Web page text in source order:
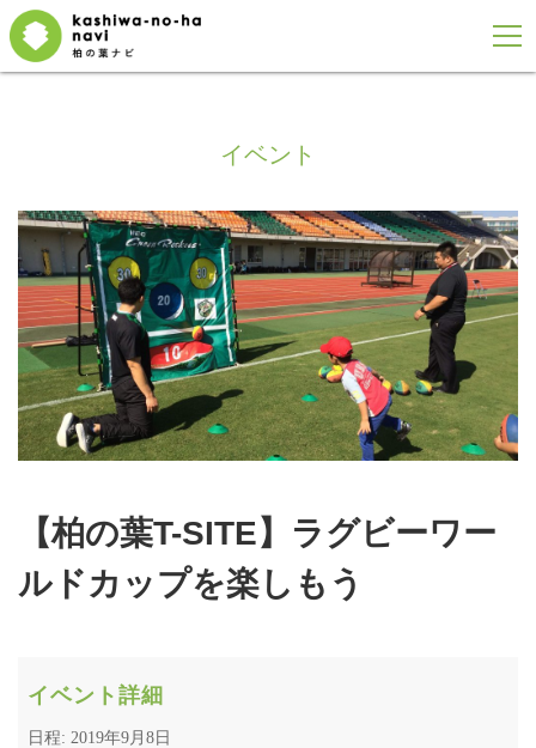
イベント
【柏の葉T-SITE】ラグビーワー
ルドカップを楽しもう
イベント詳細
日程: 2019年9月8日